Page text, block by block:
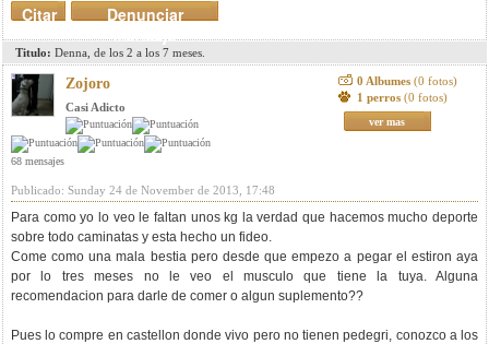
Denunciar
mensaje
Citar
Titulo: Denna, de los 2 a los 7 meses.
Zojoro
Casi Adicto
68 mensajes
0 Albumes (0 fotos)
1 perros (0 fotos)
ver mas
Publicado: Sunday 24 de November de 2013, 17:48
Para como yo lo veo le faltan unos kg la verdad que hacemos mucho deporte
sobre todo caminatas y esta hecho un fideo.
Come como una mala bestia pero desde que empezo a pegar el estiron aya
por lo tres meses no le veo el musculo que tiene la tuya. Alguna
recomendacion para darle de comer o algun suplemento??
Pues lo compre en castellon donde vivo pero no tienen pedegri, conozco a los